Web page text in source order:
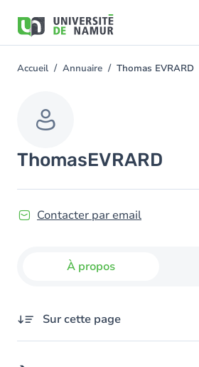
contenu
You
Accueil Annuaire Thomas EVRARD
ThomasEVRARD
Contacter par email
À propos
Sur cette page